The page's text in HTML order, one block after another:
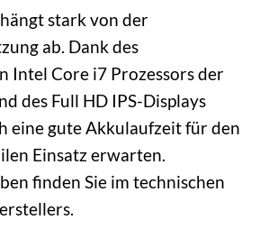
stark von der
ab. Dank des
Intel Core i7 Prozessors der
des Full HD IPS-Displays
eine gute Akkulaufzeit für den
Einsatz erwarten.
finden Sie im technischen